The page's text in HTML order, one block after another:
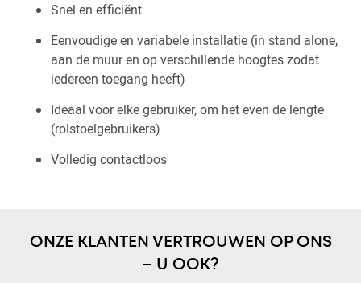
Snel en efficiënt
Eenvoudige en variabele installatie (in stand alone,
aan de muur en op verschillende hoogtes zodat
iedereen toegang heeft)
Ideaal voor elke gebruiker, om het even de lengte
(rolstoelgebruikers)
Volledig contactloos
ONZE KLANTEN VERTROUWEN OP ONS
– U OOK?